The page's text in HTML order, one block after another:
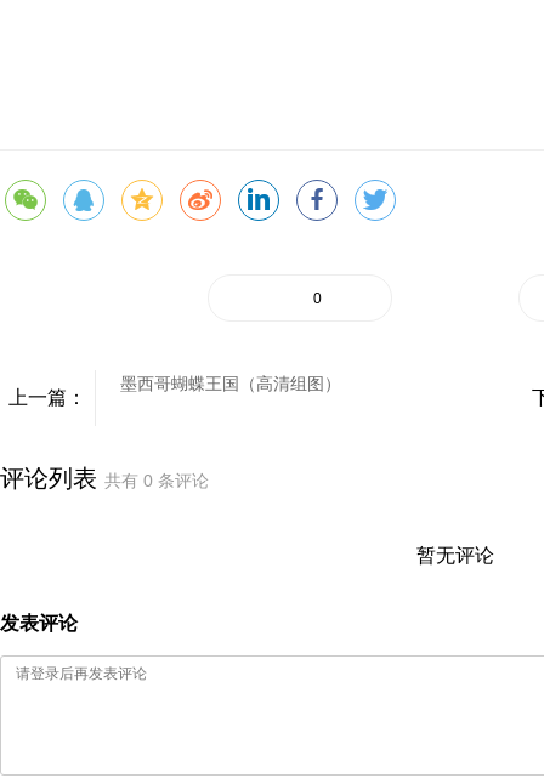
0
上一篇：
墨西哥蝴蝶王国（高清组图）
评论列表 共有 0 条评论
暂无评论
发表评论